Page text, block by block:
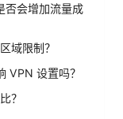
否会增加流量成
域限制？
VPN 设置吗？
？